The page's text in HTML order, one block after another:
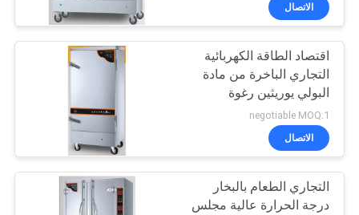
معدات بوفيه التجارية
42
الاتصال
اقتصاد الطاقة الكهربائية
التجاري الباخرة من مادة
البولي يوريثين رغوة
النظيفة
negotiable MOQ:1
الاتصال
التجاري الطعام بالبخار
درجة الحرارة عالية مجلس